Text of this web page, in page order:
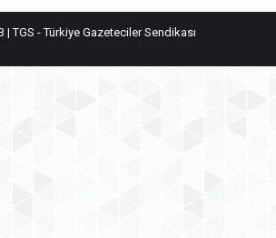
| TGS - Türkiye Gazeteciler Sendikası